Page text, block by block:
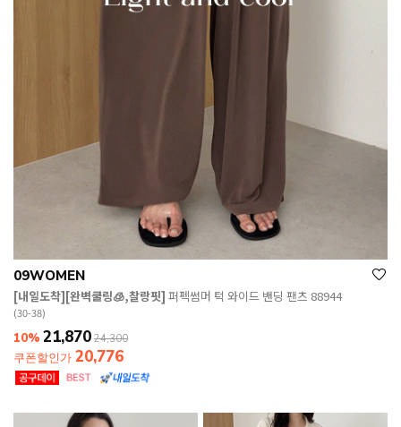
09WOMEN
[내일도착][완벽쿨링🧊,찰랑핏] 퍼펙썸머 턱 와이드 밴딩 팬츠 88944
(30-38)
10% 21,870 24,300
쿠폰할인가 20,776